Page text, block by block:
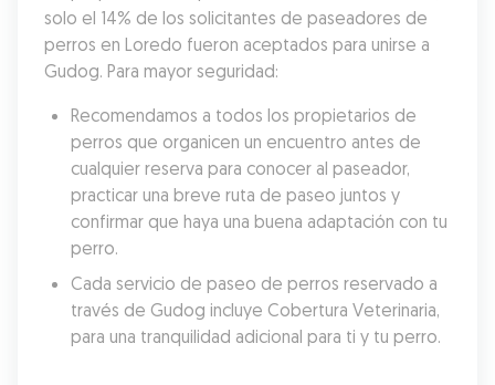
solo el 14% de los solicitantes de paseadores de
perros en Loredo fueron aceptados para unirse a
Gudog. Para mayor seguridad:
Recomendamos a todos los propietarios de
perros que organicen un encuentro antes de
cualquier reserva para conocer al paseador,
practicar una breve ruta de paseo juntos y
confirmar que haya una buena adaptación con tu
perro.
Cada servicio de paseo de perros reservado a
través de Gudog incluye Cobertura Veterinaria,
para una tranquilidad adicional para ti y tu perro.